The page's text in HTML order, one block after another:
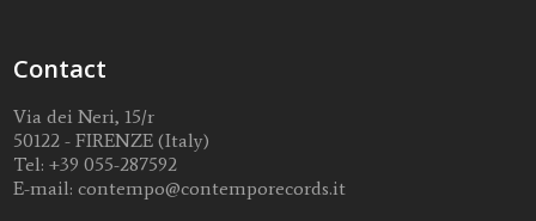
Contact
Via dei Neri, 15/r
50122 - FIRENZE (Italy)
Tel:+39 055-287592
E-mail:contempo@contemporecords.it